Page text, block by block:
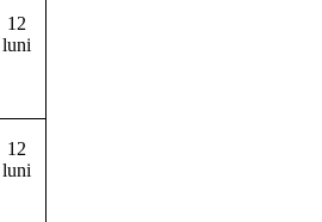
12
luni
12
luni